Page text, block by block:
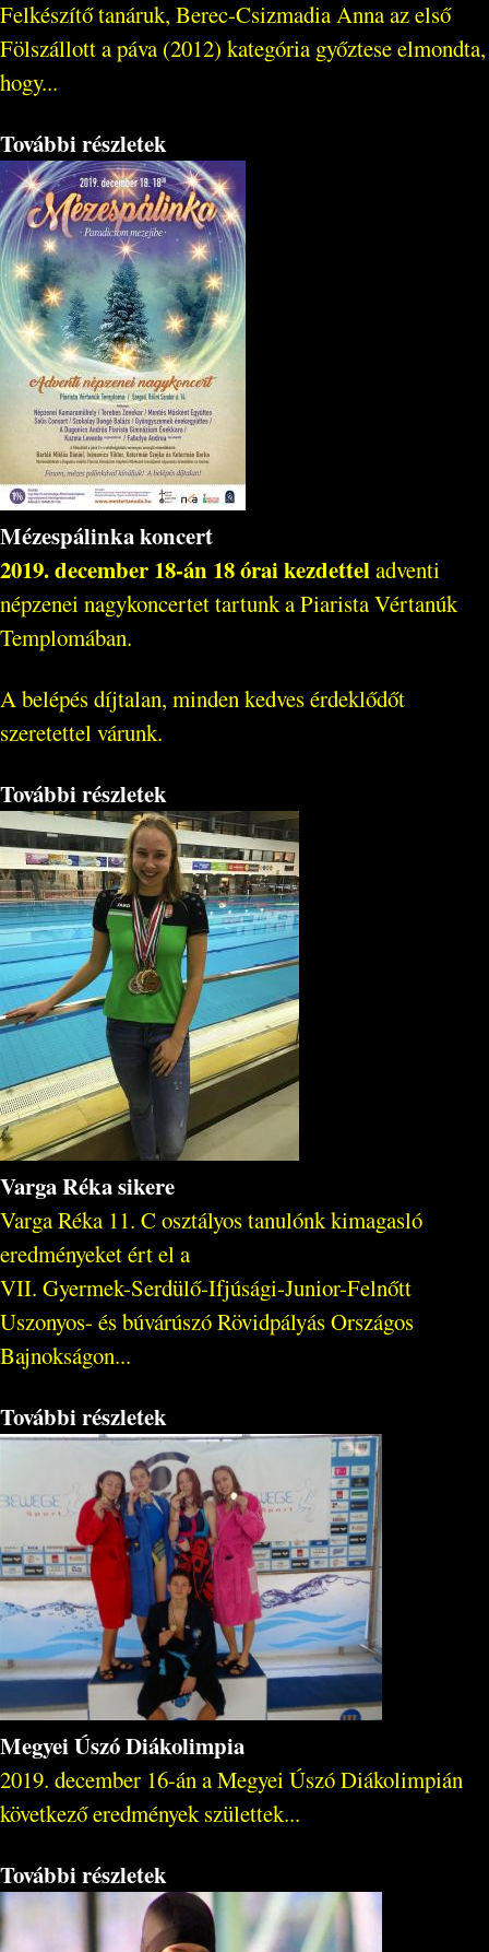
Felkészítő tanáruk, Berec-Csizmadia Anna az első
Fölszállott a páva (2012) kategória győztese elmondta,
hogy...
További részletek
Mézespálinka koncert
2019. december 18-án 18 órai kezdetteladventi
népzenei nagykoncertet tartunk a Piarista Vértanúk
Templomában.
A belépés díjtalan, minden kedves érdeklődőt
szeretettel várunk.
További részletek
Varga Réka sikere
Varga Réka 11. C osztályos tanulónk kimagasló
eredményeket ért el a
VII. Gyermek-Serdülő-Ifjúsági-Junior-Felnőtt
Uszonyos- és búvárúszó Rövidpályás Országos
Bajnokságon...
További részletek
Megyei Úszó Diákolimpia
2019. december 16-án a Megyei Úszó Diákolimpián
következő eredmények születtek...
További részletek